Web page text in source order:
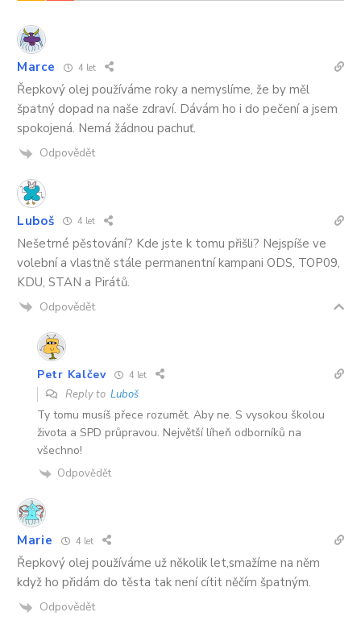
Marce 4 let
Řepkový olej používáme roky a nemyslíme, že by měl
špatný dopad na naše zdraví. Dávám ho i do pečení a jsem
spokojená. Nemá žádnou pachuť.
Odpovědět
Luboš 4 let
Nešetrné pěstování? Kde jste k tomu přišli? Nejspíše ve
volební a vlastně stále permanentní kampani ODS, TOP09,
KDU, STAN a Pirátů.
Odpovědět
Petr Kalčev 4 let
Reply to Luboš
Ty tomu musíš přece rozumět. Aby ne. S vysokou školou
života a SPD průpravou. Největší líheň odborníků na
všechno!
Odpovědět
Marie 4 let
Řepkový olej používáme už několik let,smažíme na něm
když ho přidám do těsta tak není cítit něčím špatným.
Odpovědět